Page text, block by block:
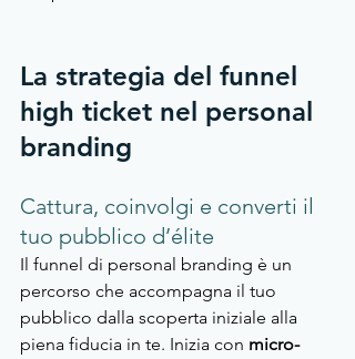
La strategia del funnel
high ticket nel personal
branding
Cattura, coinvolgi e converti il
tuo pubblico d’élite
Il funnel di personal branding è un
percorso che accompagna il tuo
pubblico dalla scoperta iniziale alla
piena fiducia in te. Inizia con micro-